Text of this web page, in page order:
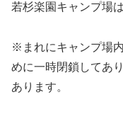
若杉楽園キャンプ場
※まれにキャンプ場
めに一時閉鎖してあ
あります。